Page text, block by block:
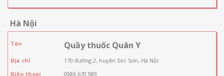
Hà Nội
Tên Quầy thuốc Quân Y
Địa chỉ
170 đường 2, huyện Sóc Sơn, Hà Nội
Điện thoại
0986 670 989